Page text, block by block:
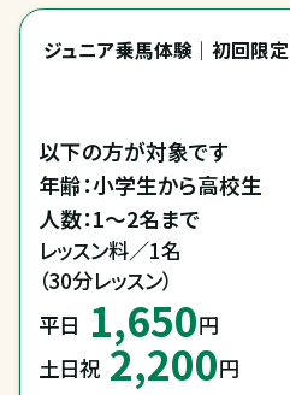
ジュニア乗馬体験｜初回限定
以下の方が対象です
年齢：小学生から高校生
人数：1～2名まで
レッスン料／1名
（30分レッスン）
平日 1,650円
土日祝 2,200円